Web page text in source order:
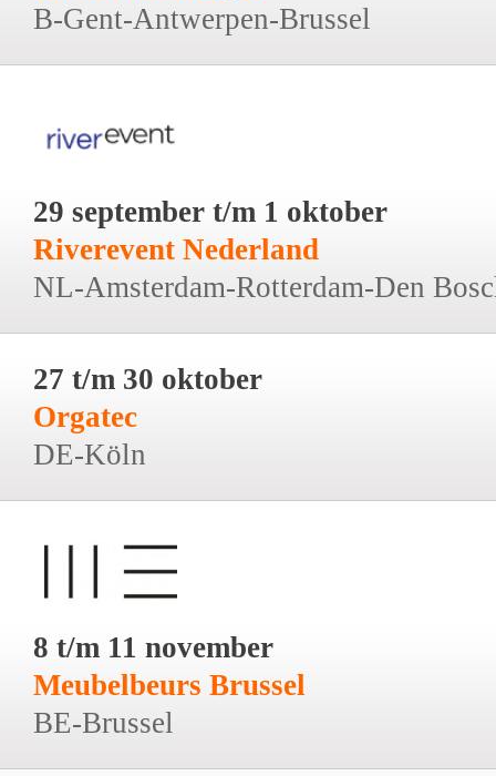
B-Gent-Antwerpen-Brussel
29 september t/m 1 oktober
Riverevent Nederland
NL-Amsterdam-Rotterdam-Den
27 t/m 30 oktober
Orgatec
DE-Köln
8 t/m 11 november
Meubelbeurs Brussel
BE-Brussel